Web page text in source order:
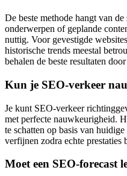
De beste methode hangt van
onderwerpen of geplande
nuttig. Voor gevestigde
historische trends meestal
behalen de beste resultaten
Kun je SEO-verkeer
Je kunt SEO-verkeer
met perfecte nauwkeurigheid.
te schatten op basis van
verfijnen zodra echte prestaties
Moet een SEO-forecast